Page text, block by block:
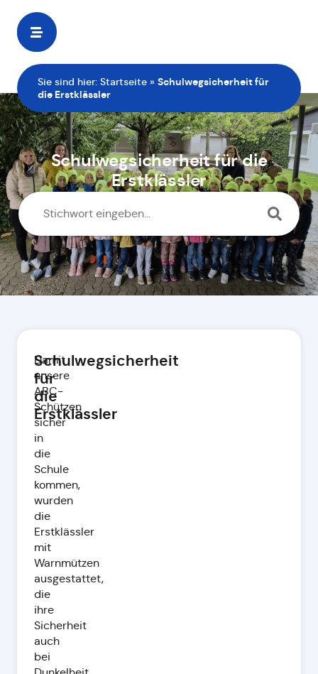
Zur
Sie sind hier: Startseite » Schulwegsicherheit für
die Erstklässler
Schulwegsicherheit für die
Erstklässler
Schulwegsicherheit
für
die
Erstklässler
Damit
unsere
ABC-
Schützen
sicher
in
die
Schule
kommen,
wurden
die
Erstklässler
mit
Warnmützen
ausgestattet,
die
ihre
Sicherheit
auch
bei